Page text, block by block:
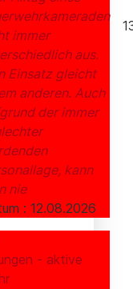
immer
aus.
Einsatz gleicht
anderen. Auch
der immer
kann
nie
: 12.08.2026
- aktive